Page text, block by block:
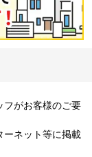
フがお客様のご要
ーネット等に掲載